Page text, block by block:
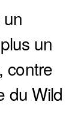
un
contre
du Wild